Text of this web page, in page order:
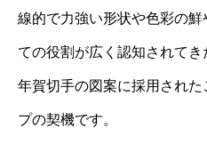
線的で力強い形状や色彩の
ての役割が広く認知されてき
年賀切手の図案に採用され
プの契機です。